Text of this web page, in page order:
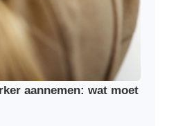
aannemen: wat moet